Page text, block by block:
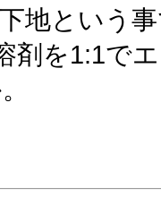
地という
剤を1:1で